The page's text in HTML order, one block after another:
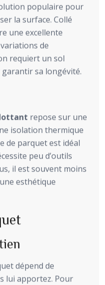
populaire pour
la surface. Collé
une excellente
de
requiert un sol
sa longévité.
repose sur une
isolation thermique
de parquet est idéal
peu d’outils
il est souvent moins
esthétique
dépend de
lui apportez. Pour